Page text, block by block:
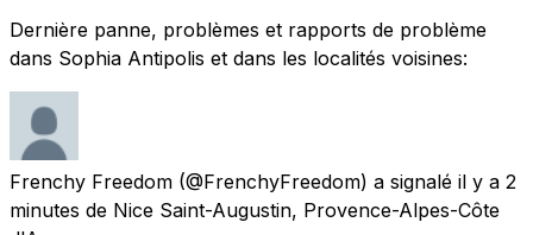
Dernière panne, problèmes et rapports de problème
dans Sophia Antipolis et dans les localités voisines:
Frenchy Freedom (@FrenchyFreedom) a signalé il y a 2
minutes de Nice Saint-Augustin, Provence-Alpes-Côte